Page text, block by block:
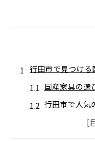
行田市で見つけ
国産家具の選
行田市で人気
国産家具が